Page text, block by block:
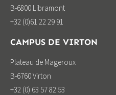
B-6800 Libramont
+32 (0)61 22 29 91
CAMPUS DE VIRTON
Plateau de Mageroux
B-6760 Virton
+32 (0) 63 57 82 53